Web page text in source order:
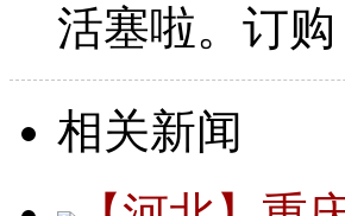
活塞啦。订购
相关新闻